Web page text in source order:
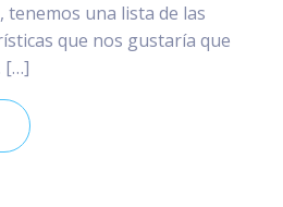
tenemos una lista de las
que nos gustaría que
[…]